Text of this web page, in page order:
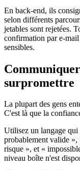
En back-end, ils
selon différents
jetables sont rejetées.
confirmation par e-
sensibles.
surpromettre
La plupart des gens
C'est là que la
Utilisez un langage qui
probablement valide »,
risque », et «
niveau boîte n'est